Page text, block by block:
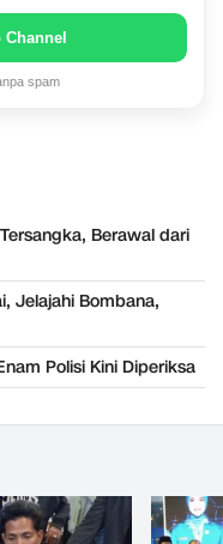
spam
Berawal dari
Jelajahi Bombana,
Polisi Kini Diperiksa